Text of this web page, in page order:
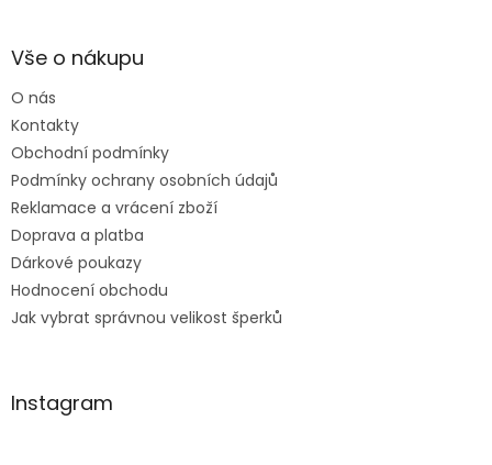
aVše o nákupu
O nás
Kontakty
Obchodní podmínky
Podmínky ochrany osobních údajů
Reklamace a vrácení zboží
Doprava a platba
Dárkové poukazy
Hodnocení obchodu
Jak vybrat správnou velikost šperků
Instagram